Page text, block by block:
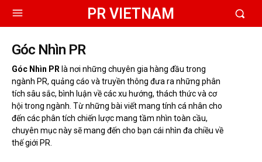
PR VIETNAM
Góc Nhìn PR
Góc Nhìn PR là nơi những chuyên gia hàng đầu trong
ngành PR, quảng cáo và truyền thông đưa ra những phân
tích sâu sắc, bình luận về các xu hướng, thách thức và cơ
hội trong ngành. Từ những bài viết mang tính cá nhân cho
đến các phân tích chiến lược mang tầm nhìn toàn cầu,
chuyên mục này sẽ mang đến cho bạn cái nhìn đa chiều về
thế giới PR.